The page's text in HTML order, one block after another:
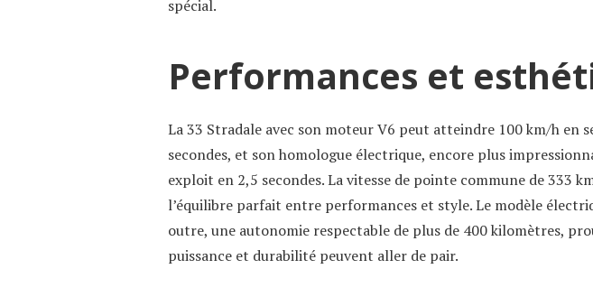
spécial.
Performances et
La 33 Stradale avec son moteur V6 peut atteindre 100 km/h en
secondes, et son homologue électrique, encore plus
exploit en 2,5 secondes. La vitesse de pointe commune de 333
l’équilibre parfait entre performances et style. Le modèle
outre, une autonomie respectable de plus de 400 kilomètres,
puissance et durabilité peuvent aller de pair.